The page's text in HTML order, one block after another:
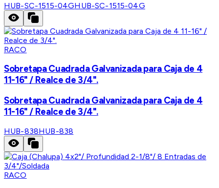
HUB-SC-1515-04GHUB-SC-1515-04G
RACO
Sobretapa Cuadrada Galvanizada para Caja de 4
11-16" / Realce de 3/4".
Sobretapa Cuadrada Galvanizada para Caja de 4
11-16" / Realce de 3/4".
HUB-838HUB-838
RACO